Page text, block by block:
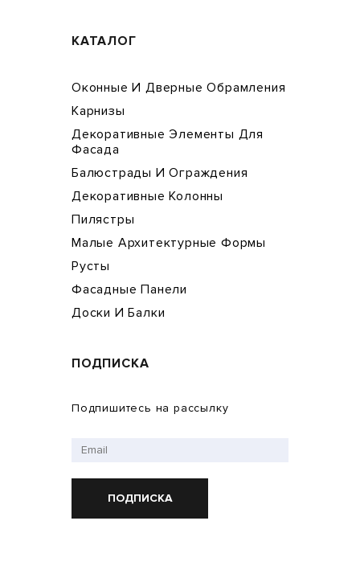
КАТАЛОГ
Оконные И Дверные Обрамления
Карнизы
Декоративные Элементы Для
Фасада
Балюстрады И Ограждения
Декоративные Колонны
Пилястры
Малые Архитектурные Формы
Русты
Фасадные Панели
Доски И Балки
ПОДПИСКА
Подпишитесь на рассылку
ПОДПИСКА